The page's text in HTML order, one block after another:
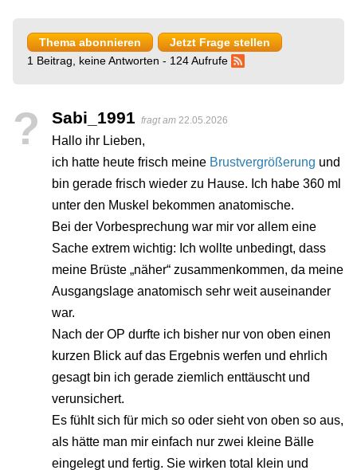
Thema abonnieren
Jetzt Frage stellen
1 Beitrag, keine Antworten - 124 Aufrufe
? Sabi_1991 fragt am 22.05.2026
Hallo ihr Lieben,
ich hatte heute frisch meine Brustvergrößerung und
bin gerade frisch wieder zu Hause. Ich habe 360 ml
unter den Muskel bekommen anatomische.
Bei der Vorbesprechung war mir vor allem eine
Sache extrem wichtig: Ich wollte unbedingt, dass
meine Brüste „näher“ zusammenkommen, da meine
Ausgangslage anatomisch sehr weit auseinander
war.
Nach der OP durfte ich bisher nur von oben einen
kurzen Blick auf das Ergebnis werfen und ehrlich
gesagt bin ich gerade ziemlich enttäuscht und
verunsichert.
Es fühlt sich für mich so oder sieht von oben so aus,
als hätte man mir einfach nur zwei kleine Bälle
eingelegt und fertig. Sie wirken total klein und